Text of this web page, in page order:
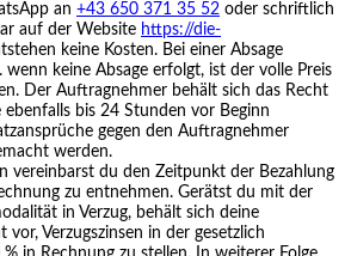
an +43 650 371 35 52 oder schriftlich
auf der Website https://die-
keine Kosten. Bei einer Absage
wenn keine Absage erfolgt, ist der volle Preis
Der Auftragnehmer behält sich das Recht
ebenfalls bis 24 Stunden vor Beginn
gegen den Auftragnehmer
werden.
vereinbarst du den Zeitpunkt der Bezahlung
zu entnehmen. Gerätst du mit der
in Verzug, behält sich deine
vor, Verzugszinsen in der gesetzlich